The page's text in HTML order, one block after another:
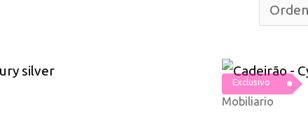
Exclusivo
Mobiliario